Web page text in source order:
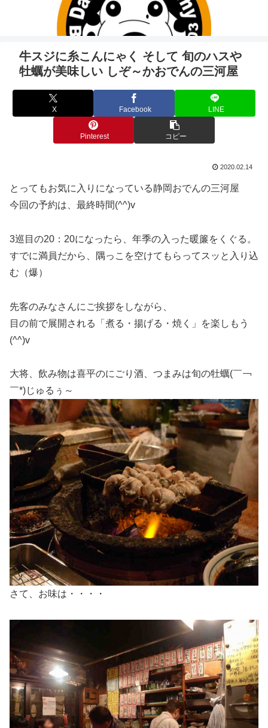
牛スジに糸こんにゃく そして 旬のハスや
牡蠣が美味しい しぞ～かおでんの三河屋
X Facebook LINE
Pinterest コピー
2020.02.14
とってもお気に入りになっている静岡おでんの三河屋
今回の予約は、最終時間(^^)v
3巡目の20：20になったら、年季の入った暖簾をくぐる。
すでに満員だから、隅っこを空けてもらってスッと入り込
む（爆）
先客のみなさんにご挨拶をしながら、
目の前で展開される「煮る・揚げる・焼く」を楽しもう
(^^)v
大将、飲み物は喜平のにごり酒、つまみは旬の牡蠣(￣￢
￣*)じゅるぅ～
さて、お味は・・・・